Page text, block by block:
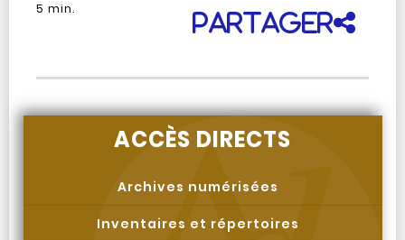
5 min.
Partager
ACCÈS DIRECTS
Archives numérisées
Inventaires et répertoires